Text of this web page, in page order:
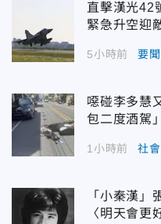
直擊漢光
緊急升空迎
5小時前 要聞
噁碰李多慧
包二度酒駕
1小時前 社會
「小秦漢
〈明天會更